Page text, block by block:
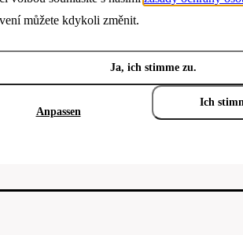
můžete kdykoli změnit.
Ja, ich stimme zu.
Anpassen
Ich